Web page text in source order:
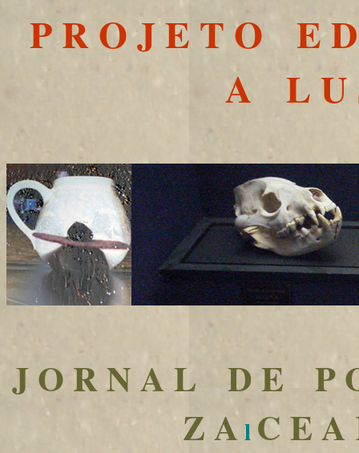
P R O J E T O E
A L U
J O R N A L D E P
Z A l C E A